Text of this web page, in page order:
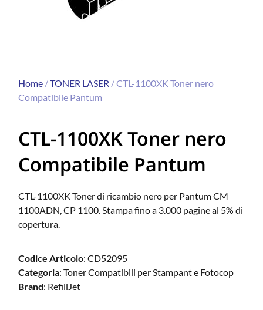
Home /TONER LASER / CTL-1100XK Toner nero
Compatibile Pantum
CTL-1100XK Toner nero
Compatibile Pantum
CTL-1100XK Toner di ricambio nero per Pantum CM
1100ADN, CP 1100. Stampa fino a 3.000 pagine al 5% di
copertura.
Codice Articolo: CD52095
Categoria: Toner Compatibili per Stampant e Fotocop
Brand: RefillJet